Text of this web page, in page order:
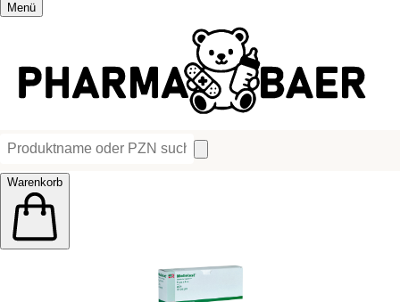
Menü
Warenkorb